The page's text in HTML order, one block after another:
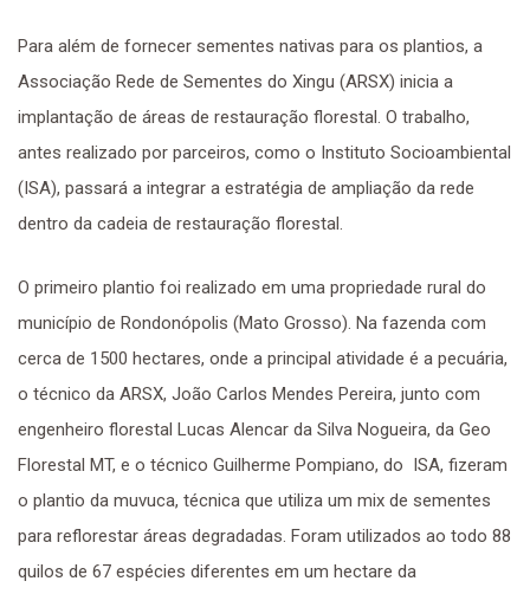
Para além de fornecer sementes nativas para os plantios, a
Associação Rede de Sementes do Xingu (ARSX) inicia a
implantação de áreas de restauração florestal. O trabalho,
antes realizado por parceiros, como o Instituto Socioambiental
(ISA), passará a integrar a estratégia de ampliação da rede
dentro da cadeia de restauração florestal.
O primeiro plantio foi realizado em uma propriedade rural do
município de Rondonópolis (Mato Grosso). Na fazenda com
cerca de 1500 hectares, onde a principal atividade é a pecuária,
o técnico da ARSX, João Carlos Mendes Pereira, junto com
engenheiro florestal Lucas Alencar da Silva Nogueira, da Geo
Florestal MT, e o técnico Guilherme Pompiano, do ISA, fizeram
o plantio da muvuca, técnica que utiliza um mix de sementes
para reflorestar áreas degradadas. Foram utilizados ao todo 88
quilos de 67 espécies diferentes em um hectare da